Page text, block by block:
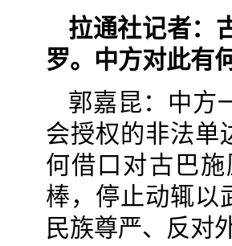
拉通社记者：
罗。中方对此有
郭嘉昆：中方
会授权的非法单
何借口对古巴
棒，停止动辄以
民族尊严、反对